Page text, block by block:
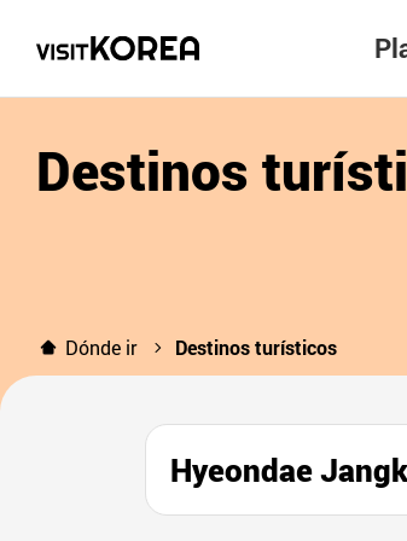
Destinos
Dónde ir Destinos turísticos
Hyeondae